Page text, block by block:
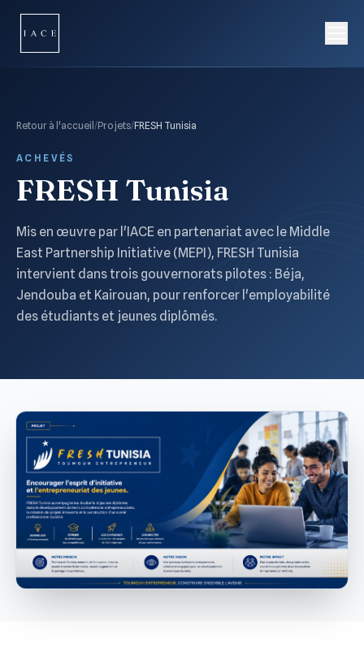
Retour à l'accueil /Projets/FRESH Tunisia
ACHEVÉS
FRESH Tunisia
Mis en œuvre par l'IACE en partenariat avec le Middle
East Partnership Initiative (MEPI), FRESH Tunisia
intervient dans trois gouvernorats pilotes : Béja,
Jendouba et Kairouan, pour renforcer l'employabilité
des étudiants et jeunes diplômés.